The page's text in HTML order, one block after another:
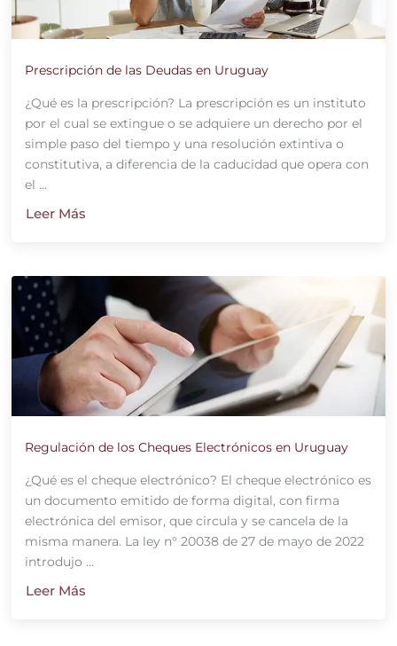
Prescripción de las Deudas en Uruguay
¿Qué es la prescripción? La prescripción es un instituto
por el cual se extingue o se adquiere un derecho por el
simple paso del tiempo y una resolución extintiva o
constitutiva, a diferencia de la caducidad que opera con
el ...
Leer Más
Regulación de los Cheques Electrónicos en Uruguay
¿Qué es el cheque electrónico? El cheque electrónico es
un documento emitido de forma digital, con firma
electrónica del emisor, que circula y se cancela de la
misma manera. La ley n° 20038 de 27 de mayo de 2022
introdujo ...
Leer Más